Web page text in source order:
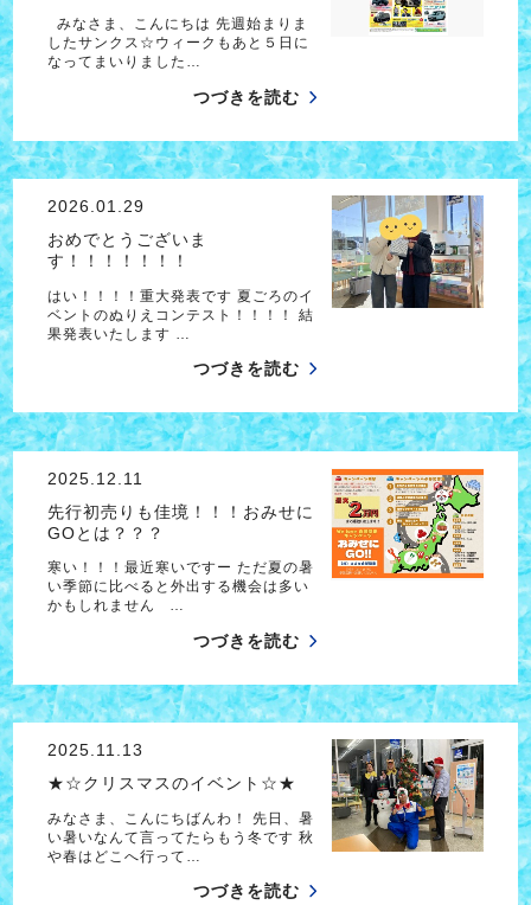
みなさま、こんにちは 先週始まりま
したサンクス☆ウィークもあと５日に
なってまいりました…
つづきを読む
2026.01.29
おめでとうございま
す！！！！！！！
はい！！！！重大発表です 夏ごろのイ
ベントのぬりえコンテスト！！！！ 結
果発表いたします …
つづきを読む
2025.12.11
先行初売りも佳境！！！おみせに
GOとは？？？
寒い！！！最近寒いですー ただ夏の暑
い季節に比べると外出する機会は多い
かもしれません …
つづきを読む
2025.11.13
★☆クリスマスのイベント☆★
みなさま、こんにちばんわ！ 先日、暑
い暑いなんて言ってたらもう冬です 秋
や春はどこへ行って…
つづきを読む